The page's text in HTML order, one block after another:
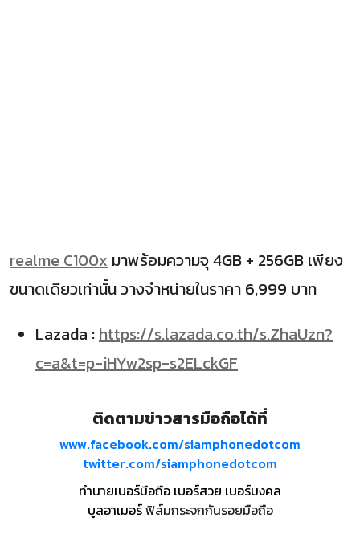
realme C100x มาพร้อมความจุ 4GB + 256GB เพียง
ขนาดเดียวเท่านั้น วางจำหน่ายในราคา 6,999 บาท
Lazada :https://s.lazada.co.th/s.ZhaUzn?
c=a&t=p-iHYw2sp-s2ELckGF
ติดตามข่าวสารมือถือได้ที่
www.facebook.com/siamphonedotcom
twitter.com/siamphonedotcom
ทำนายเบอร์มือถือ เบอร์สวย เบอร์มงคล
บูลอาเมอร์ฟิล์มกระจกกันรอยมือถือ